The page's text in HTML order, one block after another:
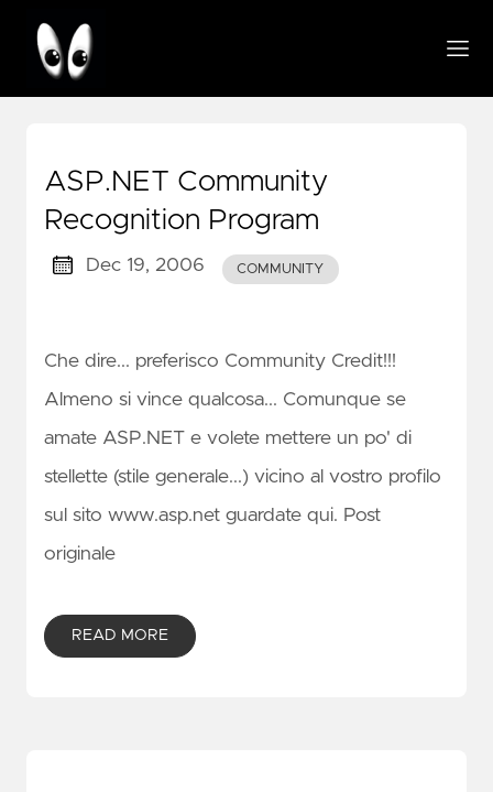
ASP.NET Community
Recognition Program
Dec 19, 2006 COMMUNITY
Che dire... preferisco Community Credit!!!
Almeno si vince qualcosa... Comunque se
amate ASP.NET e volete mettere un po' di
stellette (stile generale...) vicino al vostro profilo
sul sito www.asp.net guardate qui. Post
originale
READ MORE